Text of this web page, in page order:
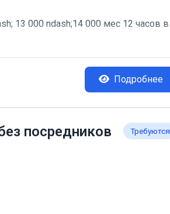
13 000 ndash;14 000 мес 12 часов в
Подробнее
посредников Требуются